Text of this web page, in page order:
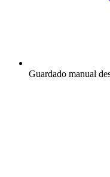
Guardado manual